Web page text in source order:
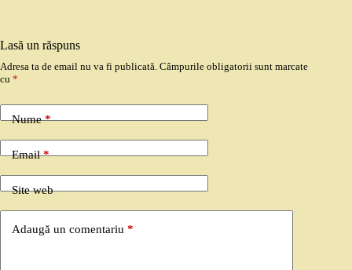
Lasă un răspuns
Adresa ta de email nu va fi publicată. Câmpurile obligatorii sunt marcate
cu *
Nume*
Email*
Site web
Adaugă un comentariu *